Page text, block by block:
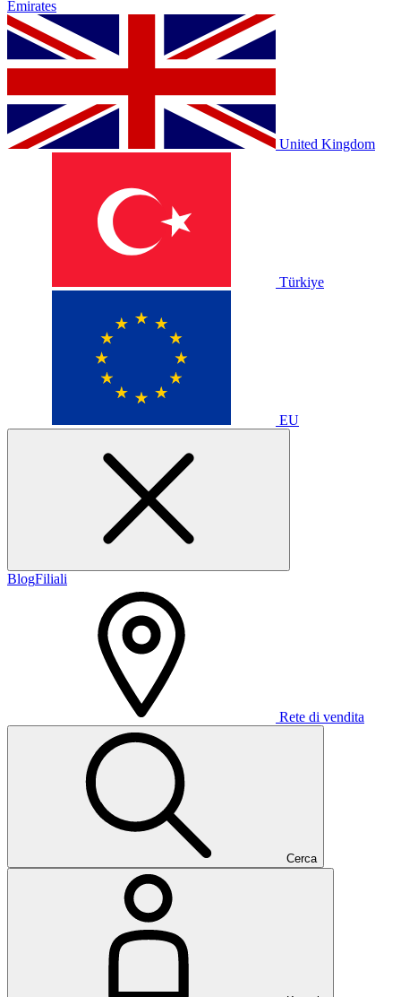
Emirates
United Kingdom
Türkiye
EU
BlogFiliali
Rete di vendita
Cerca